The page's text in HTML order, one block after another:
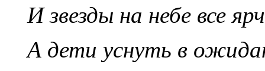
И звезды на небе все
А дети уснуть в